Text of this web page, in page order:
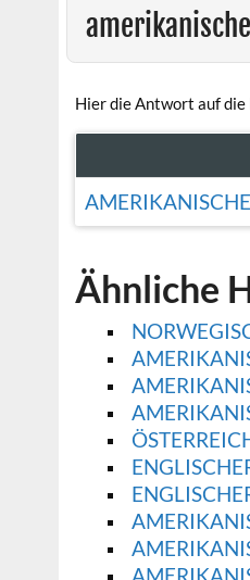
Hier die Antwort auf
Ähnliche